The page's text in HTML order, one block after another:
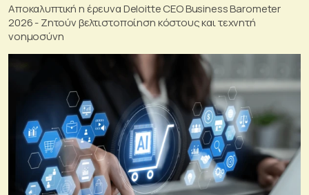
Αποκαλυπτική η έρευνα Deloitte CEO Business Barometer
2026 - Ζητούν βελτιστοποίηση κόστους και τεχνητή
νοημοσύνη